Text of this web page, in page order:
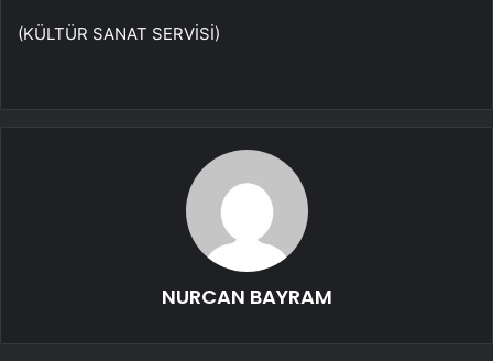
(KÜLTÜR SANAT SERVİSİ)
NURCAN BAYRAM